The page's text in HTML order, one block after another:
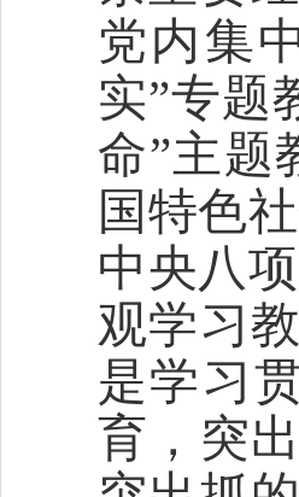
党内集
实”专题
命”主题
国特色
中央八
观学习
是学习
育，突